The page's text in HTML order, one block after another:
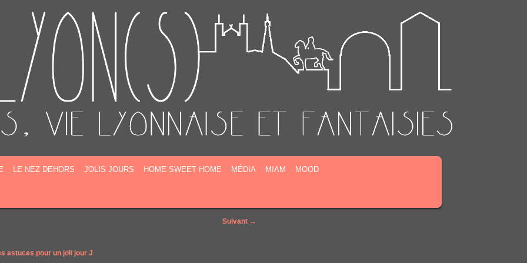
LE NEZ DEHORS JOLIS JOURS HOME SWEET HOME MÉDIA MIAM MOOD
Suivant →
astuces pour un joli jour J